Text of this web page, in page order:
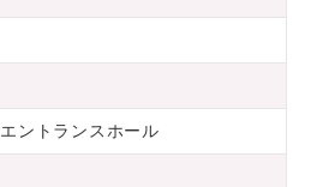
ントランスホール